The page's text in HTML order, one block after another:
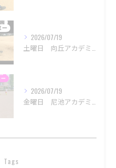
2026/07/19
土曜日 向丘アカデミー
2026/07/19
金曜日 尼池アカデミー
Tags